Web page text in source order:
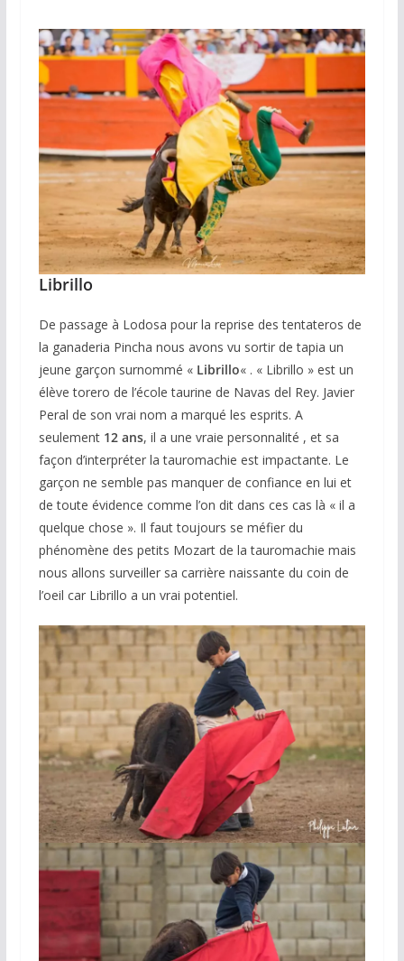
Librillo
De passage à Lodosa pour la reprise des tentateros de
la ganaderia Pincha nous avons vu sortir de tapia un
jeune garçon surnommé « Librillo« . « Librillo » est un
élève torero de l’école taurine de Navas del Rey. Javier
Peral de son vrai nom a marqué les esprits. A
seulement 12 ans, il a une vraie personnalité , et sa
façon d’interpréter la tauromachie est impactante. Le
garçon ne semble pas manquer de confiance en lui et
de toute évidence comme l’on dit dans ces cas là « il a
quelque chose ». Il faut toujours se méfier du
phénomène des petits Mozart de la tauromachie mais
nous allons surveiller sa carrière naissante du coin de
l’oeil car Librillo a un vrai potentiel.